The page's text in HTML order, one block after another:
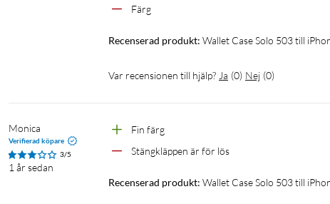
Färg
Recenserad produkt: Wallet Case Solo 503 till
Var recensionen till hjälp? Ja (0) Nej (0)
Monica
Verifierad köpare
3/5
1 år sedan
Fin färg
Stängkläppen är för lös
Recenserad produkt: Wallet Case Solo 503 till